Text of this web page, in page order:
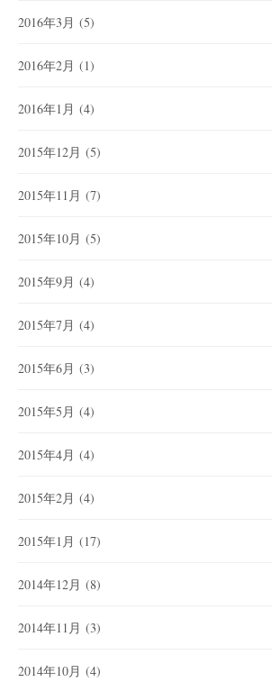
2016年3月 (5)
2016年2月 (1)
2016年1月 (4)
2015年12月 (5)
2015年11月 (7)
2015年10月 (5)
2015年9月 (4)
2015年7月 (4)
2015年6月 (3)
2015年5月 (4)
2015年4月 (4)
2015年2月 (4)
2015年1月 (17)
2014年12月 (8)
2014年11月 (3)
2014年10月 (4)